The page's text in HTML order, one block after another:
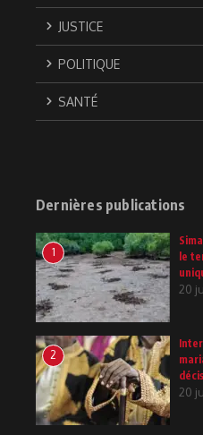
JUSTICE
POLITIQUE
SANTÉ
Dernières publications
1
le
20
2
20